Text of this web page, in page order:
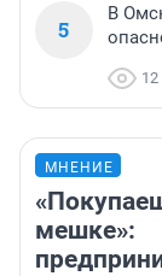
5
В
12
МНЕНИЕ
мешке»: